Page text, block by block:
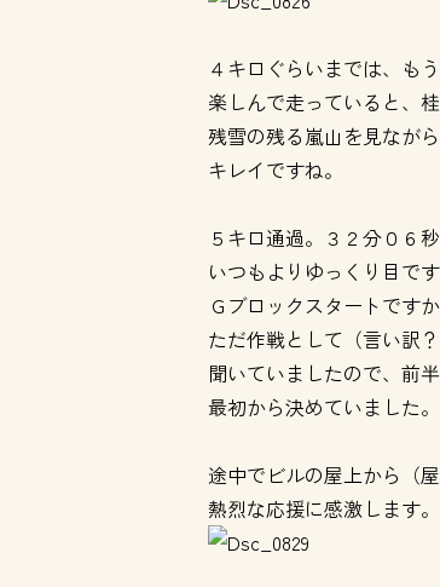
４キロぐらいまでは、も
楽しんで走っていると、桂
残雪の残る嵐山を見ながら
キレイですね。
５キロ通過。３２分０６秒
いつもよりゆっくり目で
Ｇブロックスタートです
ただ作戦として（言い訳
聞いていましたので、前
最初から決めていました。
途中でビルの屋上から（
熱烈な応援に感激します。